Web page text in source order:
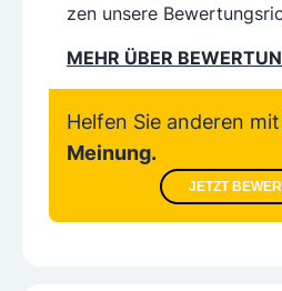
zen unsere
MEHR ÜBER
Helfen Sie anderen mit
Meinung.
JETZT